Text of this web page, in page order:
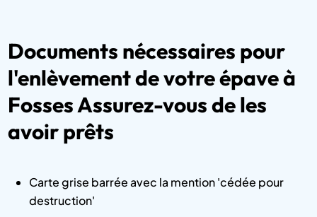
Documents nécessaires pour
l'enlèvement de votre épave à
Fosses Assurez-vous de les
avoir prêts
Carte grise barrée avec la mention 'cédée pour
destruction'